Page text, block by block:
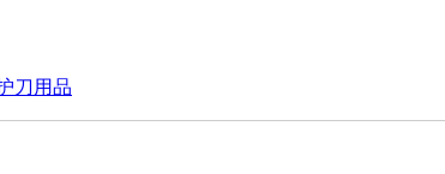
刀用品